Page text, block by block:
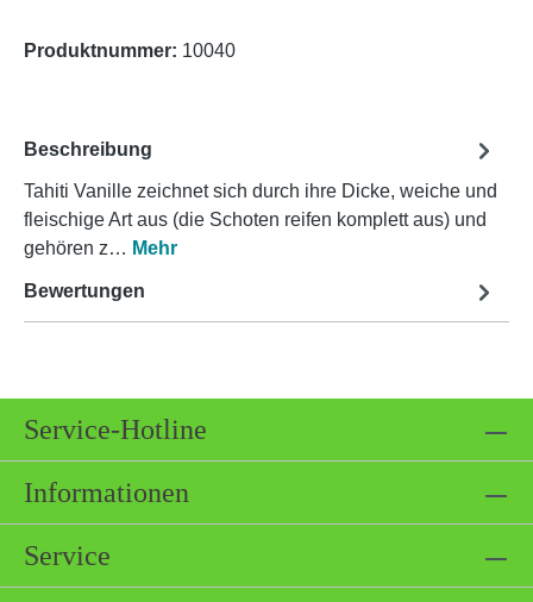
Produktnummer: 10040
Beschreibung
Tahiti Vanille zeichnet sich durch ihre Dicke, weiche und
fleischige Art aus (die Schoten reifen komplett aus) und
gehören z… Mehr
Bewertungen
Service-Hotline
Informationen
Service